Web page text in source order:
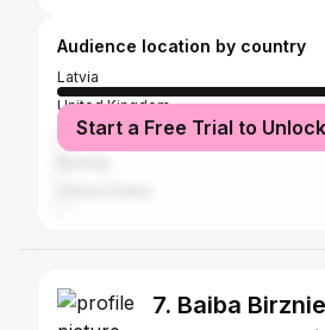
Audience location by country
Latvia
United Kingdom
Spain
Start a Free Trial to Unlock
7. Baiba